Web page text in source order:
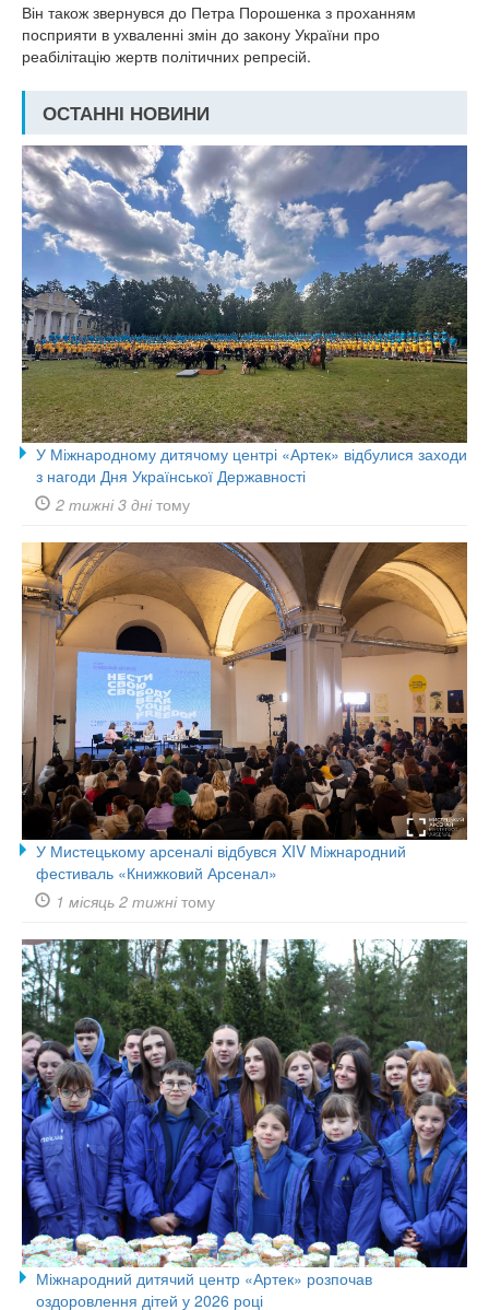
Він також звернувся до Петра Порошенка з проханням
посприяти в ухваленні змін до закону України про
реабілітацію жертв політичних репресій.
ОСТАННІ НОВИНИ
У Міжнародному дитячому центрі «Артек» відбулися заходи
з нагоди Дня Української Державності
2 тижні 3 днітому
У Мистецькому арсеналі відбувся XIV Міжнародний
фестиваль «Книжковий Арсенал»
1 місяць 2 тижнітому
Міжнародний дитячий центр «Артек» розпочав
оздоровлення дітей у 2026 році